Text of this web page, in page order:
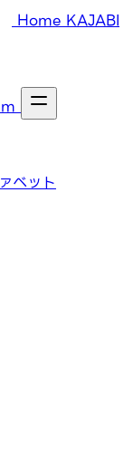
Home KAJABI
ベット